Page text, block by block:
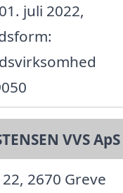
juli 2022,
VVS ApS
2670 Greve